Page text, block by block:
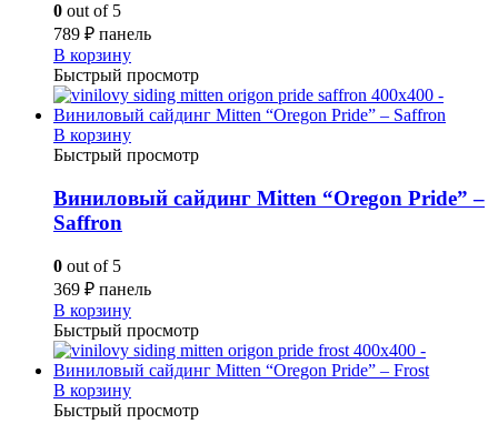
0 out of 5
789 ₽ панель
В корзину
Быстрый просмотр
В корзину
Быстрый просмотр
Виниловый сайдинг Mitten “Oregon Pride” –
Saffron
0 out of 5
369 ₽ панель
В корзину
Быстрый просмотр
В корзину
Быстрый просмотр